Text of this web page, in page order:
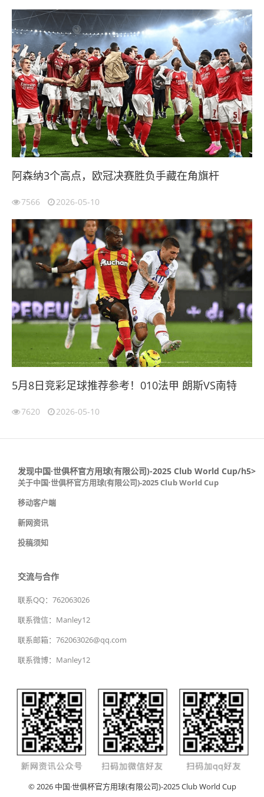
阿森纳3个高点，欧冠决赛胜负手藏在角旗杆
7566 2026-05-10
5月8日竞彩足球推荐参考！010法甲 朗斯VS南特
7620 2026-05-10
发现中国·世俱杯官方用球(有限公司)-2025 Club World Cup/h5>
关于中国·世俱杯官方用球(有限公司)-2025 Club World Cup
移动客户端
新网资讯
投稿须知
交流与合作
联系QQ：762063026
联系微信：Manley12
联系邮箱：762063026@qq.com
联系微博：Manley12
© 2026 中国·世俱杯官方用球(有限公司)-2025 Club World Cup